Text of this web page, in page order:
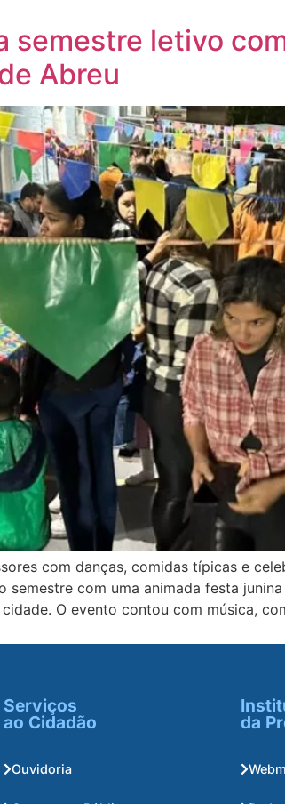
semestre letivo
Abreu
com danças, comidas típicas e
com uma animada festa
O evento contou com música,
Serviços
ao Cidadão
Ouvidoria
da